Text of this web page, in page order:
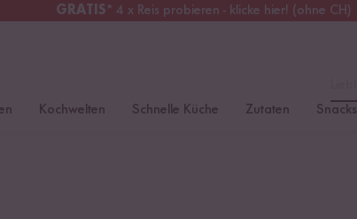
GRATIS* 4 x Reis probieren - klicke hier! (ohne CH)
Kostenloser Versand
Kochwelten Schnelle Küche Zutaten Snacks